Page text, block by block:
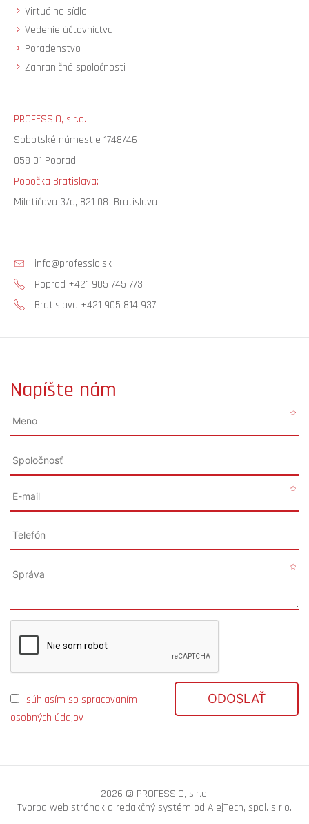
Virtuálne sídlo
Vedenie účtovníctva
Poradenstvo
Zahraničné spoločnosti
PROFESSIO, s.r.o.
Sobotské námestie 1748/46
058 01 Poprad
Pobočka Bratislava:
Miletičova 3/a, 821 08 Bratislava
info@professio.sk
Poprad +421 905 745 773
Bratislava +421 905 814 937
Napíšte nám
súhlasím so spracovaním
osobných údajov
ODOSLAŤ
2026 © PROFESSIO, s.r.o.
Tvorba web stránok a redakčný systém od AlejTech, spol. s r.o.